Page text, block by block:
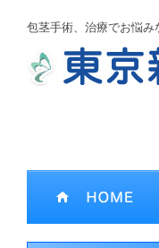
包茎手術、治療でお悩